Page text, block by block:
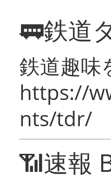
🚃鉄道
鉄道趣味
https://
nts/tdr/
📶速報